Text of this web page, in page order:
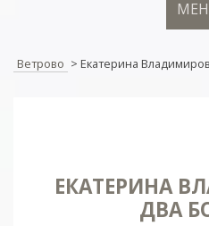
Ветрово > Екатерина
ЕКАТЕРИНА
ДВА